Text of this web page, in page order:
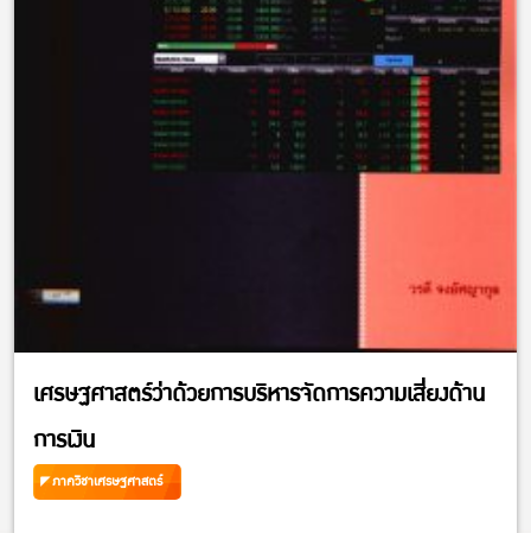
เศรษฐศาสตร์ว่าด้วยการบริหารจัดการความเสี่ยงด้าน
การเงิน
ภาควิชาเศรษฐศาสตร์